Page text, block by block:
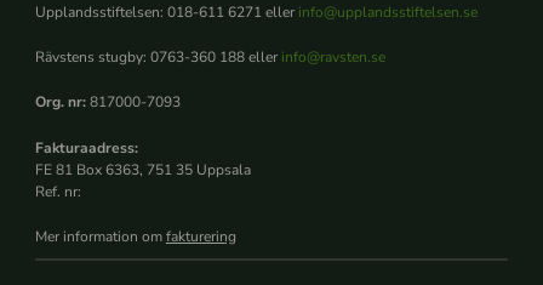
Upplandsstiftelsen: 018-611 6271 eller info@upplandsstiftelsen.se
Rävstens stugby: 0763-360 188 eller info@ravsten.se
Org. nr:817000-7093
Fakturaadress:
FE 81 Box 6363, 751 35 Uppsala
Ref. nr:
Mer information omfakturering